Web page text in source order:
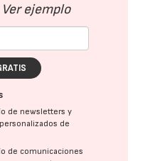
Ver ejemplo
de newsletters y
de
de comunicaciones